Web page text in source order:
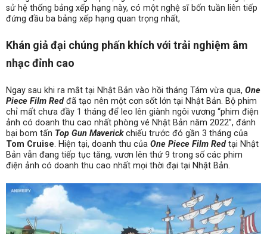
sử hệ thống bảng xếp hạng này, có một nghệ sĩ bốn tuần liên tiếp
đứng đầu ba bảng xếp hạng quan trọng nhất,
Khán giả đại chúng phấn khích với trải nghiệm âm
nhạc đỉnh cao
Ngay sau khi ra mắt tại Nhật Bản vào hồi tháng Tám vừa qua, One
Piece Film Red đã tạo nên một cơn sốt lớn tại Nhật Bản. Bộ phim
chỉ mất chưa đầy 1 tháng để leo lên giành ngôi vương “phim điện
ảnh có doanh thu cao nhất phòng vé Nhật Bản năm 2022”, đánh
bại bom tấn Top Gun Maverickchiếu trước đó gần 3 tháng của
Tom Cruise. Hiện tại, doanh thu của One Piece Film Redtại Nhật
Bản vẫn đang tiếp tục tăng, vươn lên thứ 9 trong số các phim
điện ảnh có doanh thu cao nhất mọi thời đại tại Nhật Bản.